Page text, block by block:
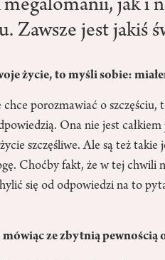
jak i
Zawsze jest jakiś
życie, to myśli sobie:
chce porozmawiać o
Ona nie jest
szczęśliwe. Ale są też
Choćby fakt, że w tej chwili
się od odpowiedzi na to
ze zbytnią pewnością